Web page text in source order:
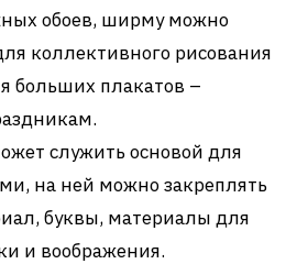
обоев, ширму можно
коллективного рисования
больших плакатов –
служить основой для
на ней можно закреплять
буквы, материалы для
и воображения.